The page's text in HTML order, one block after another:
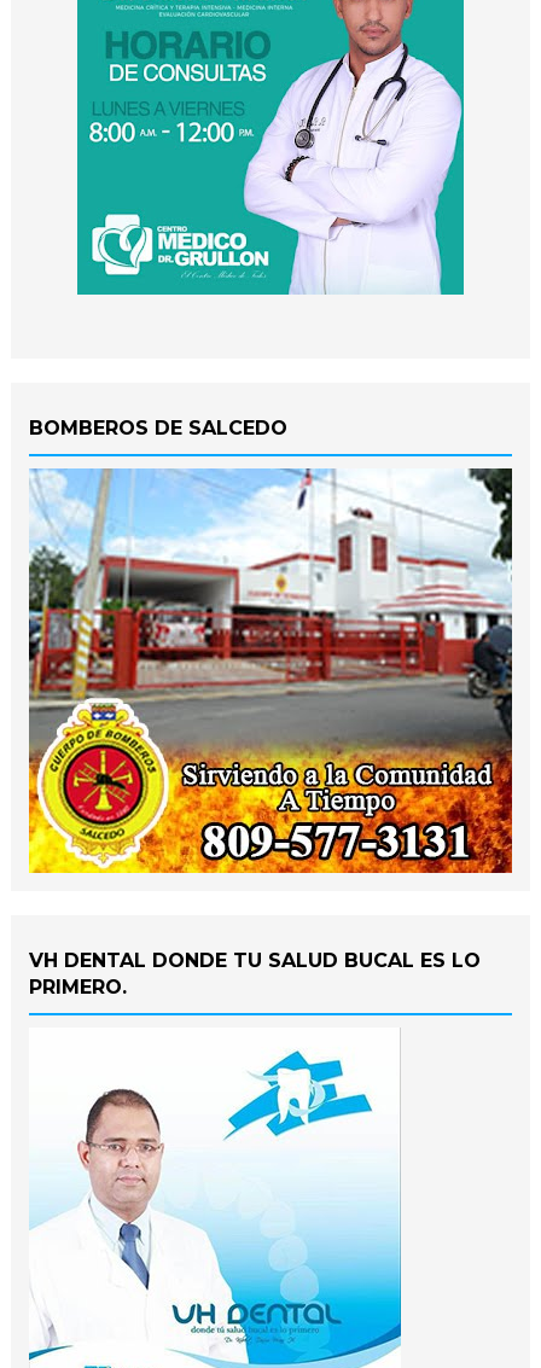
BOMBEROS DE SALCEDO
VH DENTAL DONDE TU SALUD BUCAL ES LO
PRIMERO.